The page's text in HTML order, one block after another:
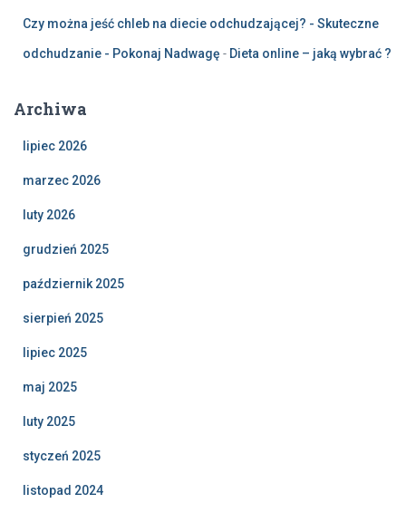
Czy można jeść chleb na diecie odchudzającej? - Skuteczne
odchudzanie - Pokonaj Nadwagę - Dieta online – jaką wybrać ?
Archiwa
lipiec 2026
marzec 2026
luty 2026
grudzień 2025
październik 2025
sierpień 2025
lipiec 2025
maj 2025
luty 2025
styczeń 2025
listopad 2024